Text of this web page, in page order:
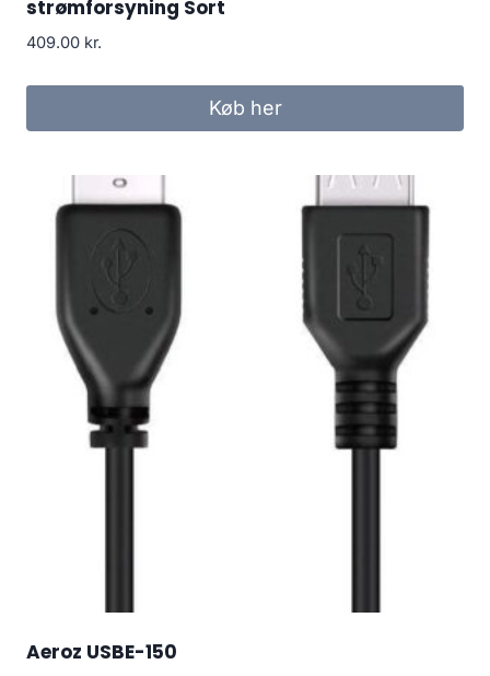
strømforsyning Sort
409.00 kr.
Køb her
Aeroz USBE-150